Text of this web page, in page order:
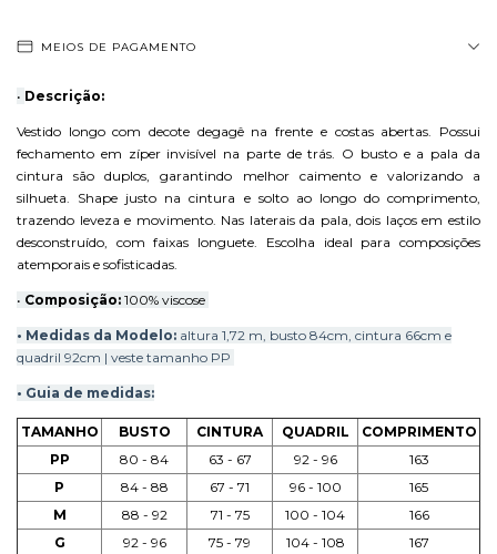
MEIOS DE PAGAMENTO
• Descrição:
Vestido longo com decote degagê na frente e costas abertas. Possui
fechamento em zíper invisível na parte de trás. O busto e a pala da
cintura são duplos, garantindo melhor caimento e valorizando a
silhueta. Shape justo na cintura e solto ao longo do comprimento,
trazendo leveza e movimento. Nas laterais da pala, dois laços em estilo
desconstruído, com faixas longuete. Escolha ideal para composições
atemporais e sofisticadas.
• Composição: 100% viscose
• Medidas da Modelo: altura 1,72 m, busto 84cm, cintura 66cm e
quadril 92cm | veste tamanho PP
• Guia de medidas:
TAMANHO BUSTO CINTURA QUADRIL
COMPRIMENTO
PP
80 - 84 63 - 67 92 - 96
163
P
84 - 88 67 - 71 96 - 100
165
M
88 - 92 71 - 75 100 - 104
166
G
92 - 96 75 - 79 104 - 108 167